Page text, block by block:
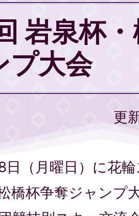
岩泉杯
プ大会
更
日（月曜日）に花
橋杯争奪ジャンプ